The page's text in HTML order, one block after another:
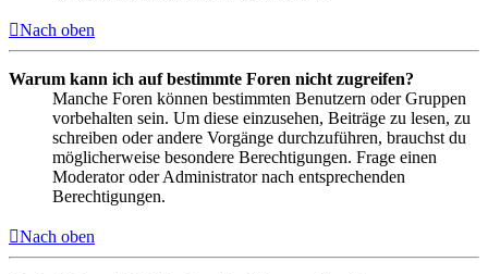
Nach oben
Warum kann ich auf bestimmte Foren nicht zugreifen?
Manche Foren können bestimmten Benutzern oder Gruppen
vorbehalten sein. Um diese einzusehen, Beiträge zu lesen, zu
schreiben oder andere Vorgänge durchzuführen, brauchst du
möglicherweise besondere Berechtigungen. Frage einen
Moderator oder Administrator nach entsprechenden
Berechtigungen.
Nach oben